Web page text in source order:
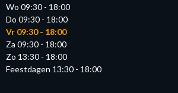
Wo 09:30 - 18:00
Do 09:30 - 18:00
Vr 09:30 - 18:00
Za 09:30 - 18:00
Zo 13:30 - 18:00
Feestdagen 13:30 - 18:00